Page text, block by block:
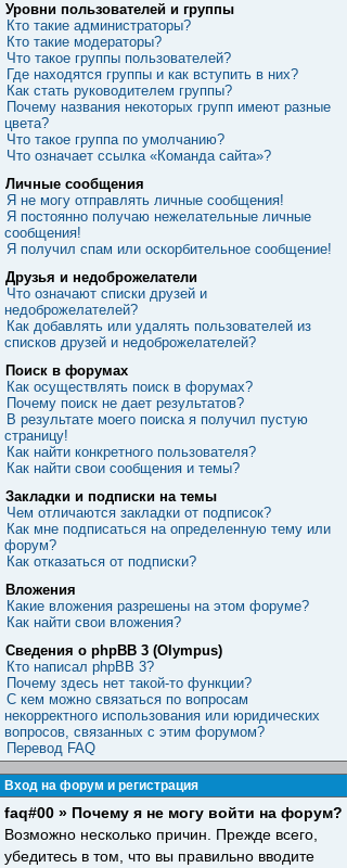
Уровни пользователей и группы
Кто такие администраторы?
Кто такие модераторы?
Что такое группы пользователей?
Где находятся группы и как вступить в них?
Как стать руководителем группы?
Почему названия некоторых групп имеют разные
цвета?
Что такое группа по умолчанию?
Что означает ссылка «Команда сайта»?
Личные сообщения
Я не могу отправлять личные сообщения!
Я постоянно получаю нежелательные личные
сообщения!
Я получил спам или оскорбительное сообщение!
Друзья и недоброжелатели
Что означают списки друзей и
недоброжелателей?
Как добавлять или удалять пользователей из
списков друзей и недоброжелателей?
Поиск в форумах
Как осуществлять поиск в форумах?
Почему поиск не дает результатов?
В результате моего поиска я получил пустую
страницу!
Как найти конкретного пользователя?
Как найти свои сообщения и темы?
Закладки и подписки на темы
Чем отличаются закладки от подписок?
Как мне подписаться на определенную тему или
форум?
Как отказаться от подписки?
Вложения
Какие вложения разрешены на этом форуме?
Как найти свои вложения?
Сведения о phpBB 3 (Olympus)
Кто написал phpBB 3?
Почему здесь нет такой-то функции?
С кем можно связаться по вопросам
некорректного использования или юридических
вопросов, связанных с этим форумом?
Перевод FAQ
Вход на форум и регистрация
faq#00 » Почему я не могу войти на форум?
Возможно несколько причин. Прежде всего,
убедитесь в том, что вы правильно вводите